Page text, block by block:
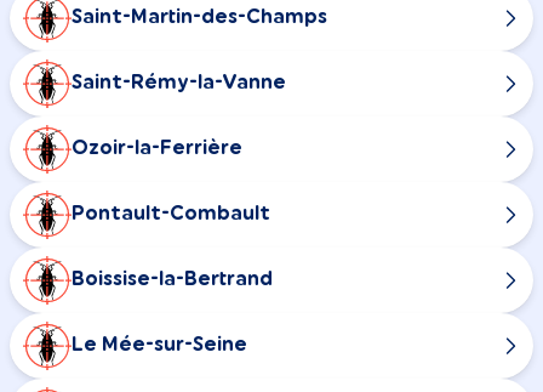
Saint-Martin-des-Champs
Saint-Rémy-la-Vanne
Ozoir-la-Ferrière
Pontault-Combault
Boissise-la-Bertrand
Le Mée-sur-Seine